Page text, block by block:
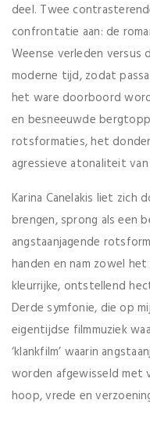
deel. Twee
confrontatie aan: de
Weense verleden versus
moderne tijd, zodat
het ware doorboord
en besneeuwde
rotsformaties, het
agressieve atonaliteit
Karina Canelakis liet zich
brengen, sprong als een
angstaanjagende
handen en nam zowel
kleurrijke, ontstellend
Derde symfonie, die op
eigentijdse filmmuziek
‘klankfilm’ waarin
worden afgewisseld met
hoop, vrede en